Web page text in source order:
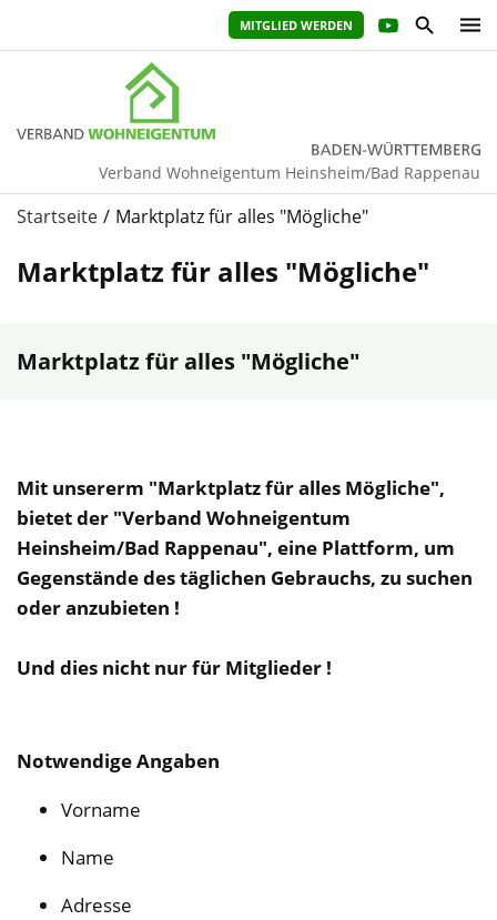
MITGLIED WERDEN
Verband Wohneigentum Heinsheim/Bad Rappenau
Startseite Marktplatz für alles "Mögliche"
Marktplatz für alles "Mögliche"
Marktplatz für alles "Mögliche"
Mit unsererm "Marktplatz für alles Mögliche",
bietet der "Verband Wohneigentum
Heinsheim/Bad Rappenau", eine Plattform, um
Gegenstände des täglichen Gebrauchs, zu suchen
oder anzubieten !
Und dies nicht nur für Mitglieder !
Notwendige Angaben
Vorname
Name
Adresse